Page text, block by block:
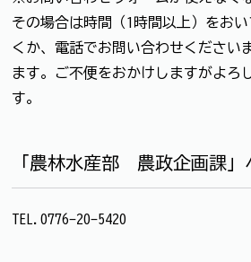
その場合は時間（1時間以上）をお
くか、電話でお問い合わせください
ます。ご不便をおかけしますがよろ
す。
「農林水産部 農政企画課」
TEL.0776-20-5420